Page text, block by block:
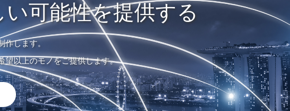
可能性を提供する
します。
望以上のモノをご提供します。